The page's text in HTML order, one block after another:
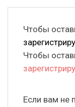
Чтобы
Чтобы
Если вам не